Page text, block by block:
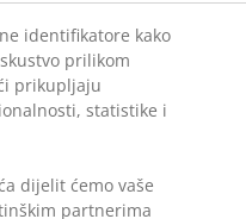
identifikatore kako
prilikom
prikupljaju
statistike i
dijelit ćemo vaše
partnerima